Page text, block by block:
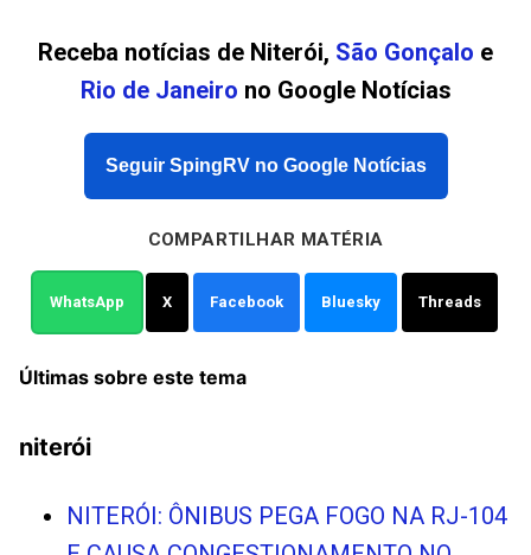
Receba notícias de Niterói, São Gonçalo e
Rio de Janeiro no Google Notícias
Seguir SpingRV no Google Notícias
COMPARTILHAR MATÉRIA
WhatsApp X Facebook Bluesky Threads
Últimas sobre este tema
niterói
NITERÓI: ÔNIBUS PEGA FOGO NA RJ-104